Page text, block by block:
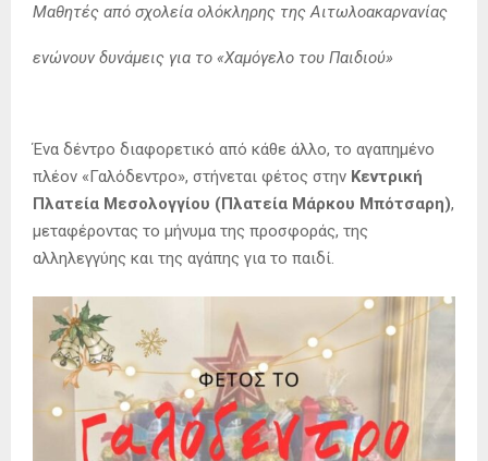
Μαθητές από σχολεία ολόκληρης της Αιτωλοακαρνανίας
ενώνουν δυνάμεις για το «Χαμόγελο του Παιδιού»
Ένα δέντρο διαφορετικό από κάθε άλλο, το αγαπημένο
πλέον «Γαλόδεντρο», στήνεται φέτος στην Κεντρική
Πλατεία Μεσολογγίου (Πλατεία Μάρκου Μπότσαρη),
μεταφέροντας το μήνυμα της προσφοράς, της
αλληλεγγύης και της αγάπης για το παιδί.